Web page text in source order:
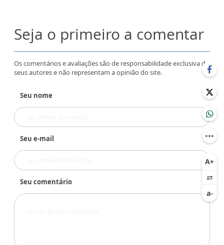
Seja o primeiro a comentar
Os comentários e avaliações são de responsabilidade exclusiva de
seus autores e não representam a opinião do site.
Seu nome
Seu e-mail
Seu comentário